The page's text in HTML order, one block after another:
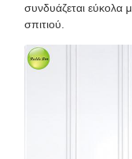
συνδυάζεται εύκολα
σπιτιού.